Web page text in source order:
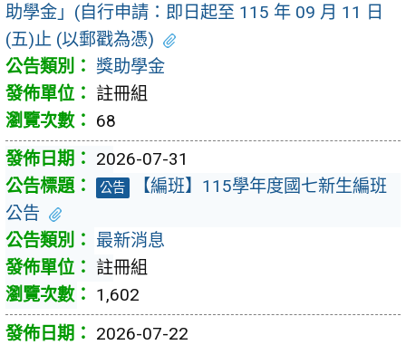
助學金」(自行申請：即日起至 115 年 09 月 11 日
(五)止 (以郵戳為憑)
獎助學金
註冊組
68
2026-07-31
公告
【編班】115學年度國七新生編班
公告
最新消息
註冊組
1,602
2026-07-22